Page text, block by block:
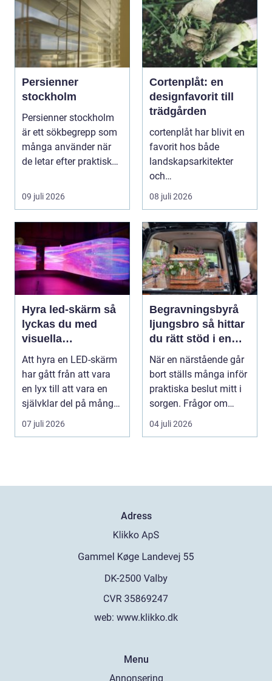
Persienner
stockholm
Persienner stockholm
är ett sökbegrepp som
många använder när
de letar efter praktiska
09 juli 2026
Cortenplåt: en
designfavorit till
trädgården
cortenplåt har blivit en
favorit hos både
landskapsarkitekter
och
trädgårdsentusiaster.
Det är ett m...
08 juli 2026
Hyra led-skärm så
lyckas du med
visuella
upplevelser på
event
Att hyra en LED-skärm
har gått från att vara
en lyx till att vara en
självklar del på många
event, m...
07 juli 2026
Begravningsbyrå
ljungsbro så hittar
du rätt stöd i en
svår tid
När en närstående går
bort ställs många inför
praktiska beslut mitt i
sorgen. Frågor om
ceremoni, ju...
04 juli 2026
Adress
web: www.klikko.dk
Menu
Annonsering